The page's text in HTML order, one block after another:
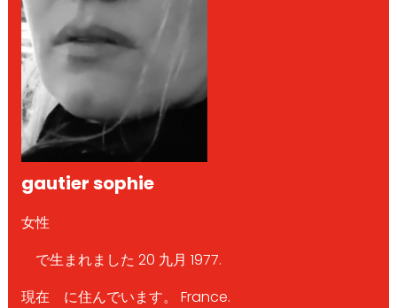
gautier sophie
女性
で生まれました 20 九月 1977.
現在 に住んでいます。 France.